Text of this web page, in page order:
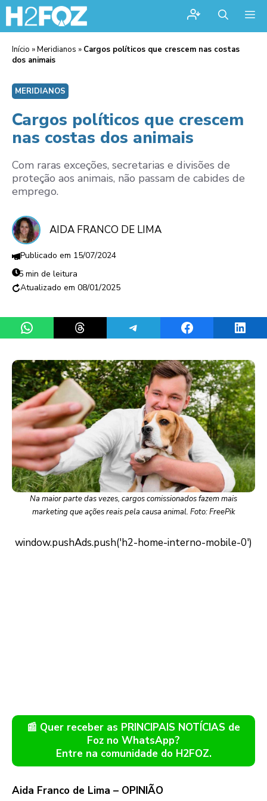
Início »Meridianos » Cargos políticos que crescem nas costas
dos animais
MERIDIANOS
Cargos políticos que crescem
nas costas dos animais
Com raras exceções, secretarias e divisões de
proteção aos animais, não passam de cabides de
emprego.
AIDA FRANCO DE LIMA
15/07/2024
5 min de leitura
08/01/2025
Share on WhatsAppShare on ThreadsShare on TelegramShare on Facebook
Na maior parte das vezes, cargos comissionados fazem mais
marketing que ações reais pela causa animal. Foto: FreePik
📰 Quer receber as PRINCIPAIS NOTÍCIAS de
Foz no WhatsApp?
Entre na comunidade do H2FOZ.
Aida Franco de Lima – OPINIÃO